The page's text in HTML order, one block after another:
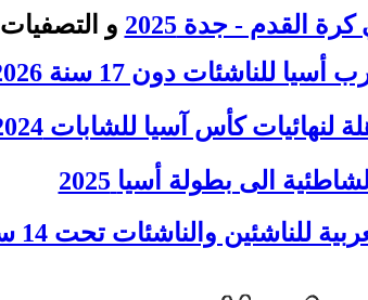
القدم - جدة 2025
و التصفيات
للناشئات دون 17 سنة 2026
لنهائيات كأس آسيا للشابات 2024
الشاطئية الى بطولة أسيا 2025
للناشئين والناشئات تحت 14 سنة